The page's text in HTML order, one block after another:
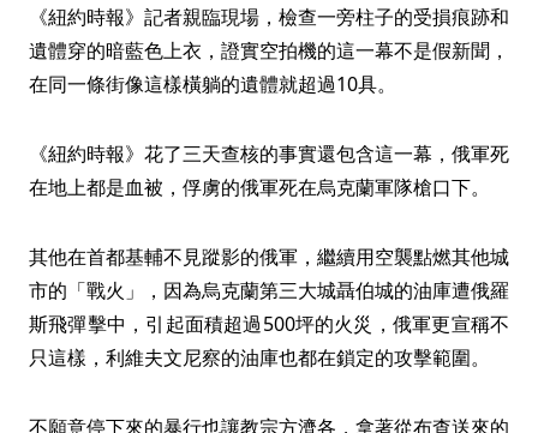
《紐約時報》記者親臨現場，檢查一旁柱子的受損痕跡和
遺體穿的暗藍色上衣，證實空拍機的這一幕不是假新聞，
在同一條街像這樣橫躺的遺體就超過10具。
《紐約時報》花了三天查核的事實還包含這一幕，俄軍死
在地上都是血被，俘虜的俄軍死在烏克蘭軍隊槍口下。
其他在首都基輔不見蹤影的俄軍，繼續用空襲點燃其他城
市的「戰火」，因為烏克蘭第三大城聶伯城的油庫遭俄羅
斯飛彈擊中，引起面積超過500坪的火災，俄軍更宣稱不
只這樣，利維夫文尼察的油庫也都在鎖定的攻擊範圍。
不願意停下來的暴行也讓教宗方濟各，拿著從布查送來的